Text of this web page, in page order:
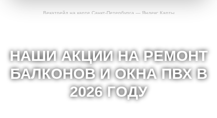
Векатрейд на карте Санкт‑Петербурга — Яндекс Карты
НАШИ АКЦИИ НА РЕМОНТ
БАЛКОНОВ И ОКНА ПВХ В
2026 ГОДУ